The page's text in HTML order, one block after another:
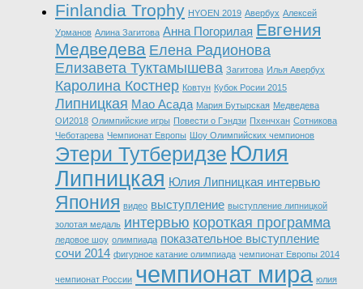
Finlandia Trophy HYOEN 2019 Авербух Алексей
Урманов Алина Загитова Анна Погорилая Евгения
Медведева Елена Радионова
Елизавета Туктамышева Загитова Илья Авербух
Каролина Костнер Ковтун Кубок Росии 2015
Липницкая Мао Асада Мария Бутырская Медведева
ОИ2018 Олимпийские игры Повести о Гэндзи Пхенчхан Сотникова
Чеботарева Чемпионат Европы Шоу Олимпийских чемпионов
Этери Тутберидзе Юлия
Липницкая Юлия Липницкая интервью
Япония видео выступление выступление липницкой
золотая медаль интервью короткая программа
ледовое шоу олимпиада показательное выступление
сочи 2014 фигурное катание олимпиада чемпионат Европы 2014
чемпионат России чемпионат мира юлия